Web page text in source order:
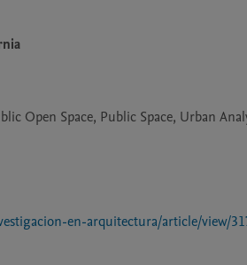
Open Space, Public Space, Urban
en-arquitectura/article/view/